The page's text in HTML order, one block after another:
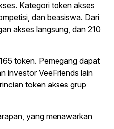
Kategori token akses
dan beasiswa. Dari
akses langsung, dan 210
token. Pemegang dapat
investor VeeFriends lain
token akses grup
yang menawarkan